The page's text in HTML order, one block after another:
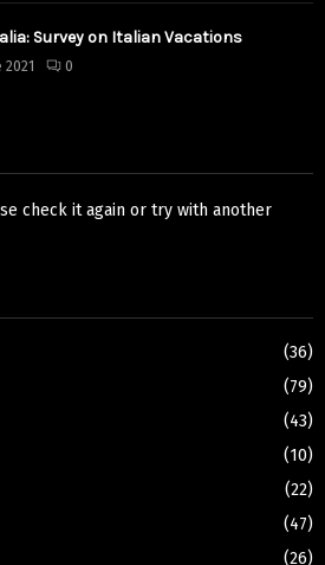
Survey on Italian Vacations
2021 0
check it again or try with another
(36)
(79)
(43)
(10)
(22)
(47)
(26)